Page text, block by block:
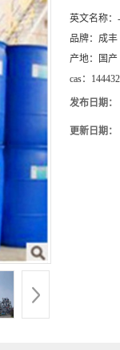
英文名称： -
品牌： 成丰
产地：
国产
cas：
发布日期：
更新日期：